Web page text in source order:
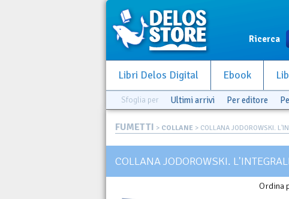
Ricerca
Libri Delos Digital Ebook
Sfoglia per Ultimi arrivi Per editore
FUMETTI > COLLANE > COLLANA JODOROWSKI.
COLLANA JODOROWSKI.
Ordina